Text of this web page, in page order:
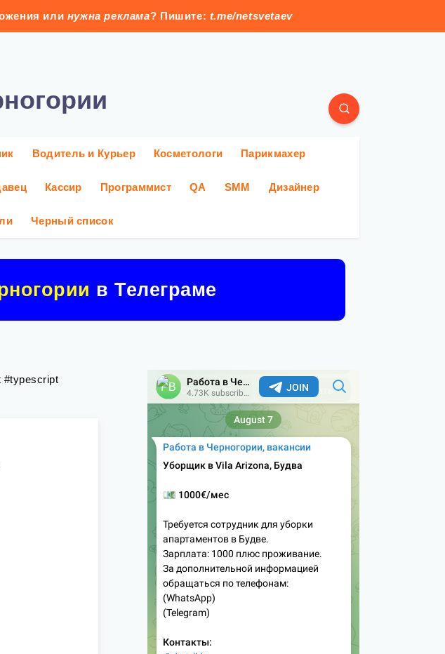
или нужна реклама? Пишите: t.me/netsvetaev
Водитель и Курьер Косметологи Парикмахер
Кассир Программист QA SMM Дизайнер
Черный список
в Телеграме
#typescript